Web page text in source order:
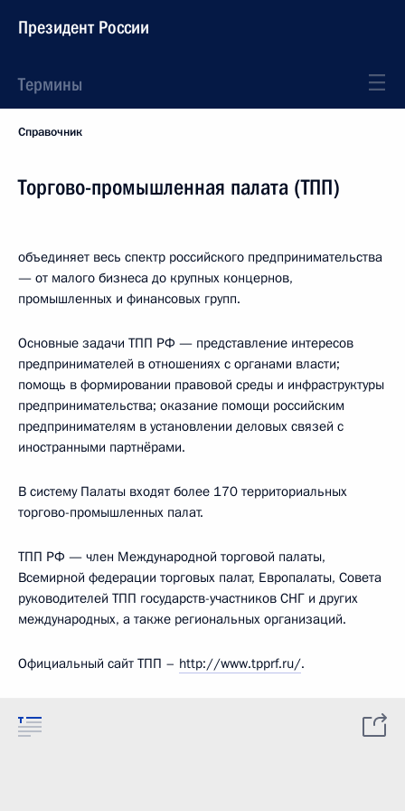
Президент России
Термины
Справочник
Торгово-промышленная палата (ТПП)
объединяет весь спектр российского предпринимательства
— от малого бизнеса до крупных концернов,
промышленных и финансовых групп.
Основные задачи ТПП РФ — представление интересов
предпринимателей в отношениях с органами власти;
помощь в формировании правовой среды и инфраструктуры
предпринимательства; оказание помощи российским
предпринимателям в установлении деловых связей с
иностранными партнёрами.
В систему Палаты входят более 170 территориальных
торгово-промышленных палат.
ТПП РФ — член Международной торговой палаты,
Всемирной федерации торговых палат, Европалаты, Совета
руководителей ТПП государств-участников СНГ и других
международных, а также региональных организаций.
Официальный сайт ТПП – http://www.tpprf.ru/.